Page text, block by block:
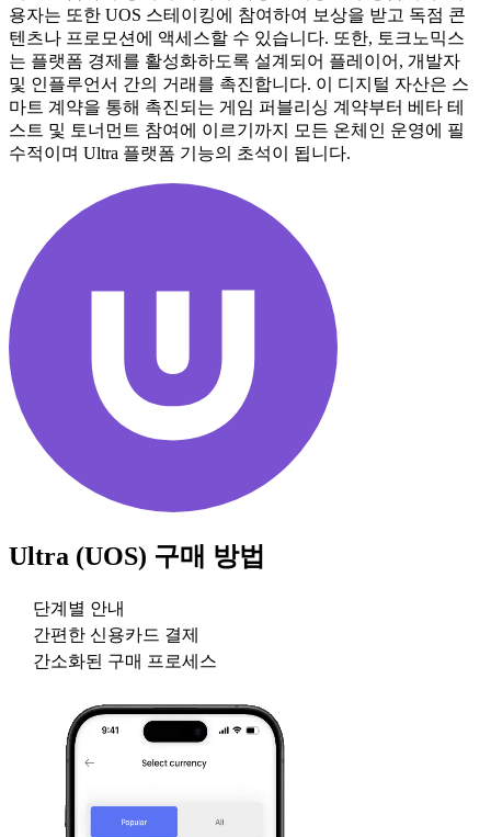
용자는 또한 UOS 스테이킹에 참여하여 보상을 받고 독점 콘
텐츠나 프로모션에 액세스할 수 있습니다. 또한, 토크노믹스
는 플랫폼 경제를 활성화하도록 설계되어 플레이어, 개발자
및 인플루언서 간의 거래를 촉진합니다. 이 디지털 자산은 스
마트 계약을 통해 촉진되는 게임 퍼블리싱 계약부터 베타 테
스트 및 토너먼트 참여에 이르기까지 모든 온체인 운영에 필
수적이며 Ultra 플랫폼 기능의 초석이 됩니다.
Ultra (UOS) 구매 방법
단계별 안내
간편한 신용카드 결제
간소화된 구매 프로세스